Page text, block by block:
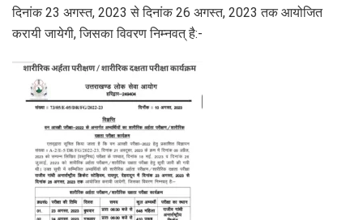
दिनांक 23 अगस्त, 2023 से दिनांक 26 अगस्त, 2023 तक आयोजित
करायी जायेगी, जिसका विवरण निम्नवत् है:-